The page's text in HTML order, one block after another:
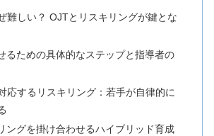
難しい？ OJTとリスキリングが鍵とな
るための具体的なステップと指導者の
応するリスキリング：若手が自律的に
ングを掛け合わせるハイブリッド育成